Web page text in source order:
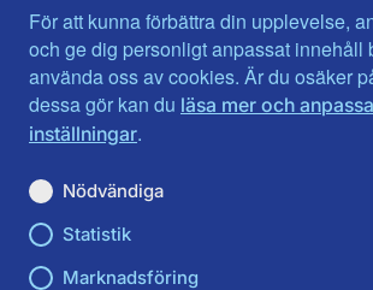
För att kunna förbättra din upplevelse,
och ge dig personligt anpassat innehåll
använda oss av cookies. Är du osäker
dessa gör kan du läsa mer och
inställningar.
Nödvändiga
Statistik
Marknadsföring
Jämtlands län
Jönköpings län
Kalmar län
Kronobergs län
Norrbotten
Skåne län
Västra
Örebro län
Östergötland
Du hittar oss här på sociala medier
Facebook
Instagram